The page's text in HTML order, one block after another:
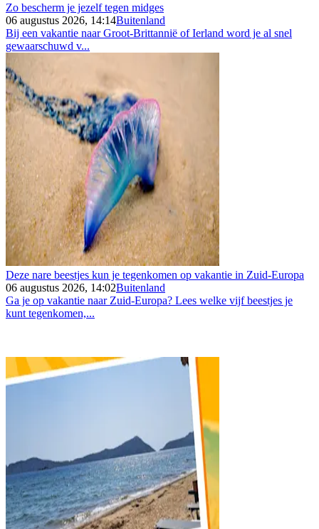
Zo bescherm je jezelf tegen midges
06 augustus 2026, 14:14Buitenland
Bij een vakantie naar Groot-Brittannië of Ierland word je al snel
gewaarschuwd v...
Deze nare beestjes kun je tegenkomen op vakantie in Zuid-Europa
06 augustus 2026, 14:02Buitenland
Ga je op vakantie naar Zuid-Europa? Lees welke vijf beestjes je
kunt tegenkomen,...